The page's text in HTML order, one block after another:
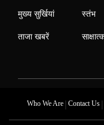
मुख्य सुर्खियां
ताजा खबरें
स्तंभ
Who We Are| Contact Us|